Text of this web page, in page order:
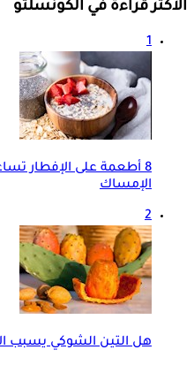
الأكثر قراءة في الكونسلتو
1
8 أطعمة على الإفطار
الإمساك
2
هل التين الشوكي يسبب